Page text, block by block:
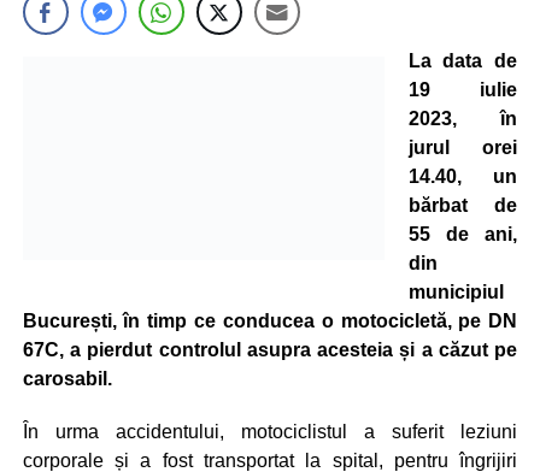
La data de
19 iulie
2023, în
jurul orei
14.40, un
bărbat de
55 de ani,
din
municipiul
București, în timp ce conducea o motocicletă, pe DN
67C, a pierdut controlul asupra acesteia și a căzut pe
carosabil.
În urma accidentului, motociclistul a suferit leziuni
corporale și a fost transportat la spital, pentru îngrijiri